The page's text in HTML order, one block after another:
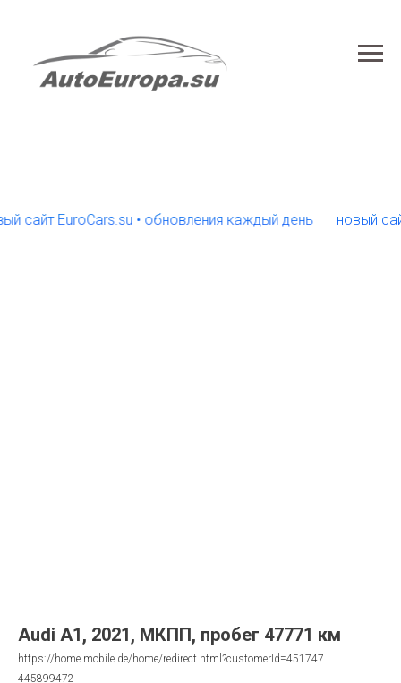
EuroCars.su • обновления каждый день новый сайт
Audi A1, 2021, МКПП, пробег 47771 км
https://home.mobile.de/home/redirect.html?customerId=451747
445899472